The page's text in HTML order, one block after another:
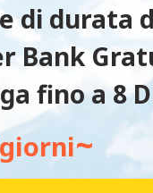
di durata
Bank
fino a 8
~